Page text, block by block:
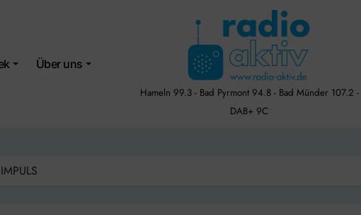
Über uns
Hameln 99.3 - Bad Pyrmont 94.8 - Bad Münder 107.2 -
DAB+ 9C